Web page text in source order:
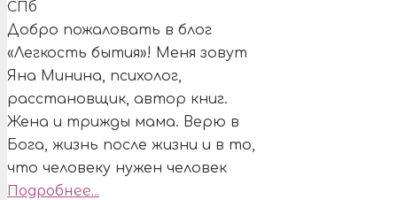
Добро пожаловать в блог
«Легкость бытия»! Меня зовут
Яна Минина, психолог,
расстановщик, автор книг.
Жена и трижды мама. Верю в
Бога, жизнь после жизни и в то,
что человеку нужен человек
Подробнее...